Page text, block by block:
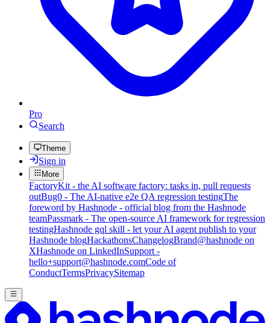
Pro
Search
Theme
Sign in
More
FactoryKit - the AI software factory: tasks in, pull requests
outBug0 - The AI-native e2e QA regression testingThe
foreword by Hashnode - official blog from the Hashnode
teamPassmark - The open-source AI framework for regression
testingHashnode gql skill - let your AI agent publish to your
Hashnode blogHackathonsChangelogBrand@hashnode on
XHashnode on LinkedInSupport -
hello+support@hashnode.comCode of
ConductTermsPrivacySitemap